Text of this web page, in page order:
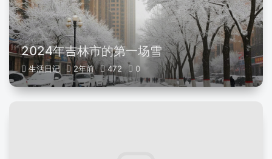
2024年吉林市的第一场雪
生活日记 2年前 472 0